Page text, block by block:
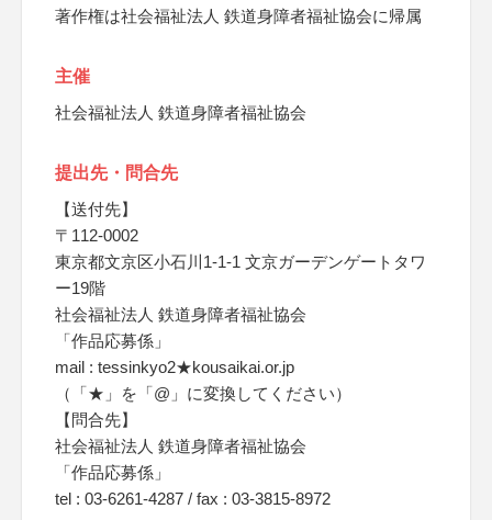
著作権は社会福祉法人 鉄道身障者福祉協会に帰属
主催
社会福祉法人 鉄道身障者福祉協会
提出先・問合先
【送付先】
〒112‐0002
東京都文京区小石川1-1-1 文京ガーデンゲートタワ
ー19階
社会福祉法人 鉄道身障者福祉協会
「作品応募係」
mail : tessinkyo2★kousaikai.or.jp
（「★」を「@」に変換してください）
【問合先】
社会福祉法人 鉄道身障者福祉協会
「作品応募係」
tel : 03-6261-4287 / fax : 03-3815-8972